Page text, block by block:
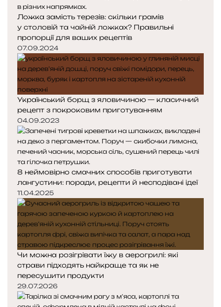
Ложка замість терезів: скільки грамів
у столовій та чайній ложках? Правильні
пропорції для ваших рецептів
07.09.2024
Український борщ з яловичиною — класичний
рецепт з покроковим приготуванням
04.09.2023
8 неймовірно смачних способів приготувати
лангустини: поради, рецепти й несподівані ідеї
11.04.2025
Чи можна розігрівати їжу в аерогрилі: які
страви підходять найкраще та як не
пересушити продукти
29.07.2026